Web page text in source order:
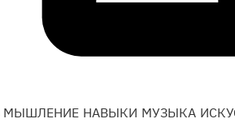
МЫШЛЕНИЕ НАВЫКИ МУЗЫКА